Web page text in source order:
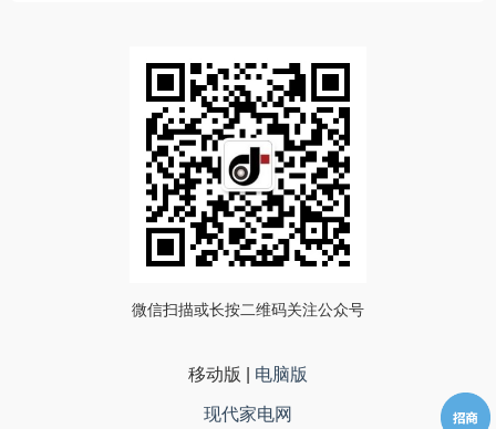
微信扫描或长按二维码关注公众号
移动版 电脑版
现代家电网